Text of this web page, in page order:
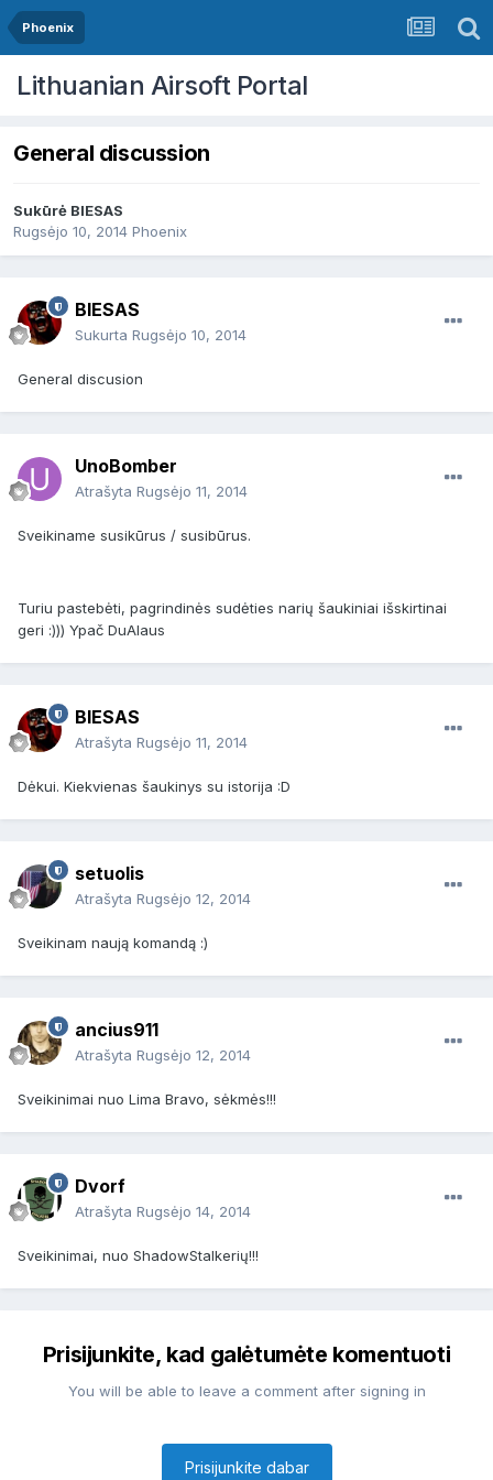
Phoenix
Lithuanian Airsoft Portal
General discussion
Sukūrė BIESAS
Rugsėjo 10, 2014 Phoenix
BIESAS
Sukurta Rugsėjo 10, 2014
General discusion
UnoBomber
Atrašyta Rugsėjo 11, 2014
Sveikiname susikūrus / susibūrus.
Turiu pastebėti, pagrindinės sudėties narių šaukiniai išskirtinai
geri :))) Ypač DuAlaus
BIESAS
Atrašyta Rugsėjo 11, 2014
Dėkui. Kiekvienas šaukinys su istorija :D
setuolis
Atrašyta Rugsėjo 12, 2014
Sveikinam naują komandą :)
ancius911
Atrašyta Rugsėjo 12, 2014
Sveikinimai nuo Lima Bravo, sėkmės!!!
Dvorf
Atrašyta Rugsėjo 14, 2014
Sveikinimai, nuo ShadowStalkerių!!!
Prisijunkite, kad galėtumėte komentuoti
You will be able to leave a comment after signing in
Prisijunkite dabar